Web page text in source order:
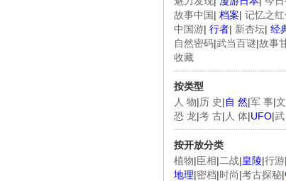
故事中国| 档案| 记忆之
中国游| 行者| 新杏坛| 经
自然密码|武当百谜|故事
收藏
按类型
人 物|历 史|自 然|军 事|
恐 龙|考 古| 人 体|UFO|
按开放分类
植物|臣相|二战|皇陵|行游|
地理|密档|时尚|考古探秘|